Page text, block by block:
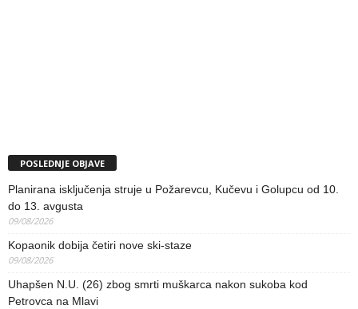
POSLEDNJE OBJAVE
Planirana isključenja struje u Požarevcu, Kučevu i Golupcu od 10.
do 13. avgusta
09/08/2026
Kopaonik dobija četiri nove ski-staze
09/08/2026
Uhapšen N.U. (26) zbog smrti muškarca nakon sukoba kod
Petrovca na Mlavi